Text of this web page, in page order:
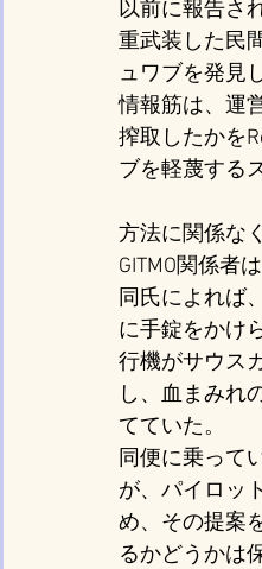
以前に報告さ
重武装した民
ュワブを発見
情報筋は、運
搾取したかを
ブを軽蔑する
方法に関係な
GITMO関係者
同氏によれば
に手錠をかけ
行機がサウス
し、血まみれ
てていた。
同便に乗って
が、パイロッ
め、その提案
るかどうかは